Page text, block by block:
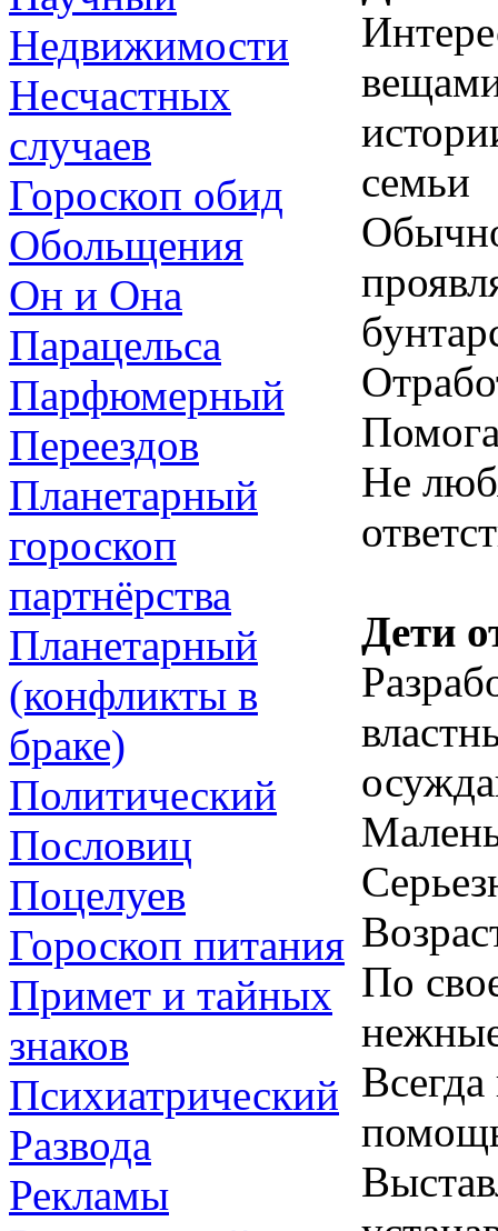
Недвижимости
Несчастных
случаев
Гороскоп обид
Обольщения
Он и Она
Парацельса
Парфюмерный
Переездов
Планетарный
гороскоп
партнёрства
Планетарный
(конфликты в
браке)
Политический
Пословиц
Поцелуев
Гороскоп питания
Примет и тайных
знаков
Психиатрический
Развода
Рекламы
семьи
Не
Дети
По